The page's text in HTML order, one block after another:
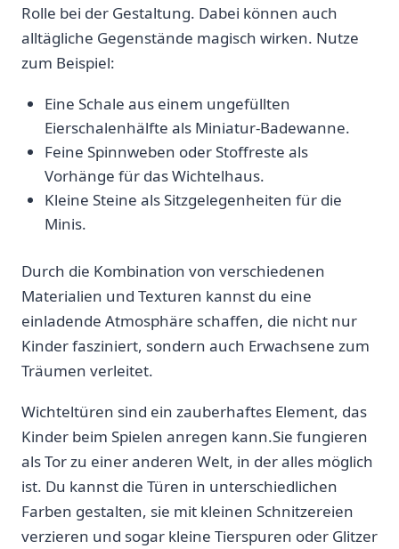
Rolle bei der Gestaltung. Dabei‌ können auch
alltägliche Gegenstände magisch wirken. Nutze
zum Beispiel:
Eine Schale aus einem ⁢ungefüllten
Eierschalenhälfte als Miniatur-Badewanne.
Feine Spinnweben oder ​Stoffreste als
Vorhänge für das Wichtelhaus.
Kleine Steine als Sitzgelegenheiten für die
Minis.
Durch die Kombination von verschiedenen
Materialien und Texturen kannst du eine
einladende Atmosphäre schaffen, die nicht nur
Kinder‌ fasziniert, sondern auch Erwachsene zum
Träumen verleitet.
Wichteltüren sind ein zauberhaftes Element, das⁣
Kinder beim Spielen anregen kann.Sie fungieren‌
als​ Tor zu einer anderen Welt, in der alles möglich
ist. Du ‌kannst die Türen in unterschiedlichen
Farben gestalten, sie mit kleinen ⁢Schnitzereien
verzieren und sogar kleine Tierspuren oder Glitzer